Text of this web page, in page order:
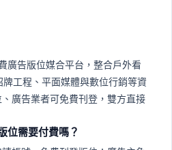
廣告版位媒合平台，整合戶外看
工程、平面媒體與數位行銷等資
廣告業者可免費刊登，雙方直接
位需要付費嗎？